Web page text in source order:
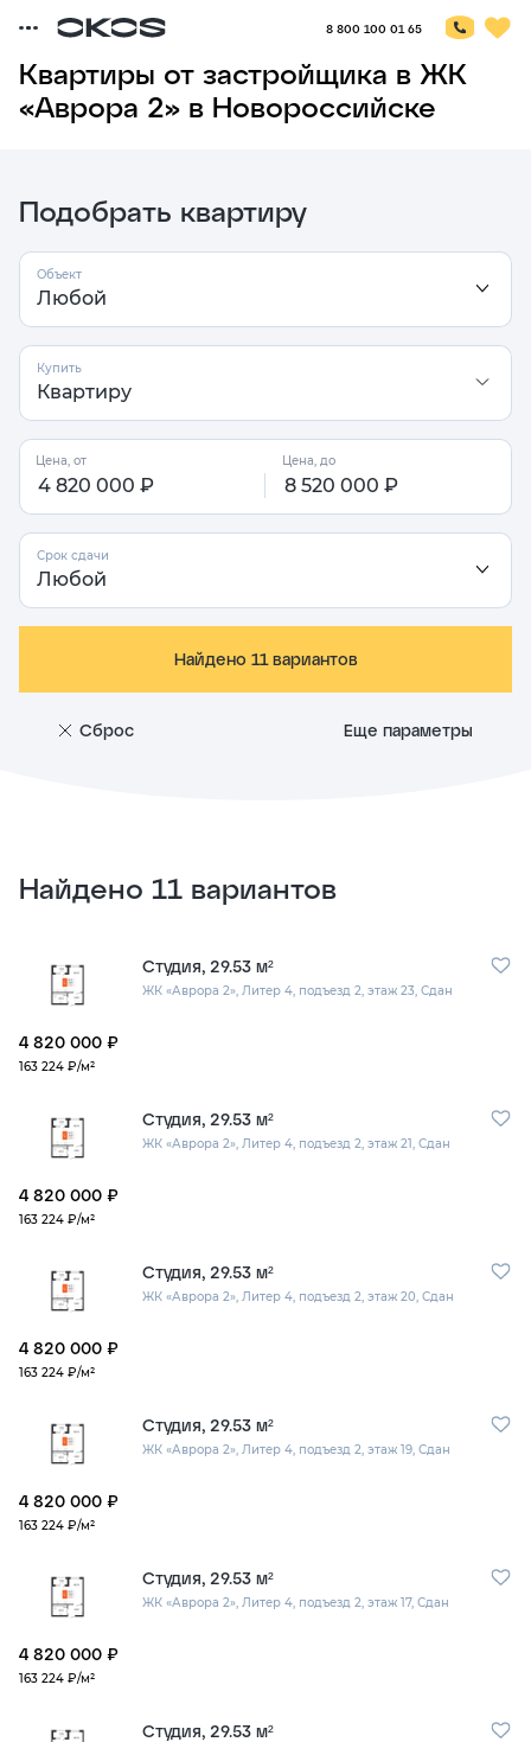
8 800 100 01 65
Квартиры от застройщика в ЖК
«Аврора 2» в Новороссийске
Подобрать квартиру
Объект
Объект
Купить
Выберете
тип
Цена, от Цена, до
Срок сдачи
Срок
сдачи
Номер этажа, от Номер этажа, до
Найдено 11 вариантов
Сброс Еще параметры
Найдено 11 вариантов
Студия, 29.53 м²
ЖК «Аврора 2», Литер 4, подъезд 2, этаж 23, Сдан
4 820 000 ₽
163 224 ₽/м²
Студия, 29.53 м²
ЖК «Аврора 2», Литер 4, подъезд 2, этаж 21, Сдан
4 820 000 ₽
163 224 ₽/м²
Студия, 29.53 м²
ЖК «Аврора 2», Литер 4, подъезд 2, этаж 20, Сдан
4 820 000 ₽
163 224 ₽/м²
Студия, 29.53 м²
ЖК «Аврора 2», Литер 4, подъезд 2, этаж 19, Сдан
4 820 000 ₽
163 224 ₽/м²
Студия, 29.53 м²
ЖК «Аврора 2», Литер 4, подъезд 2, этаж 17, Сдан
4 820 000 ₽
163 224 ₽/м²
Студия, 29.53 м²